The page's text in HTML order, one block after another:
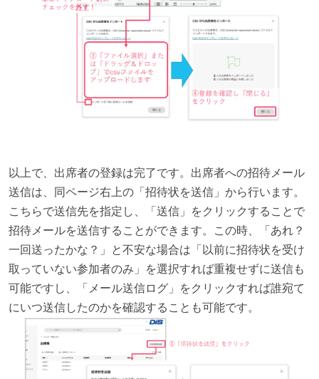
以上で、出席者の登録は完了です。出席者への招待メール
送信は、同ページ右上の「招待状を送信」から行います。
こちらで送信先を指定し、「送信」をクリックすることで
招待メールを送信することができます。この時、「あれ？
一回送ったかな？」と不安な場合は「以前に招待状を受け
取っていない参加者のみ」を選択すれば重複せずに送信も
可能ですし、「メール送信ログ」をクリックすれば誰宛て
にいつ送信したのかを確認することも可能です。